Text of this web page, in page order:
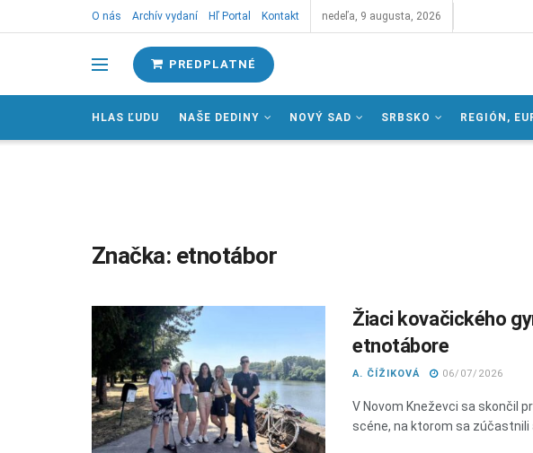
O nás Archív vydaní Hľ Portal Kontakt nedeľa, 9 augusta, 2026
PREDPLATNÉ
HLAS ĽUDU NAŠE DEDINY NOVÝ SAD SRBSKO REGIÓN,
Značka: etnotábor
Žiaci kovačického
etnotábore
A. ČÍŽIKOVÁ 06/07/2026
V Novom Kneževci sa skončil
scéne, na ktorom sa zúčastnili